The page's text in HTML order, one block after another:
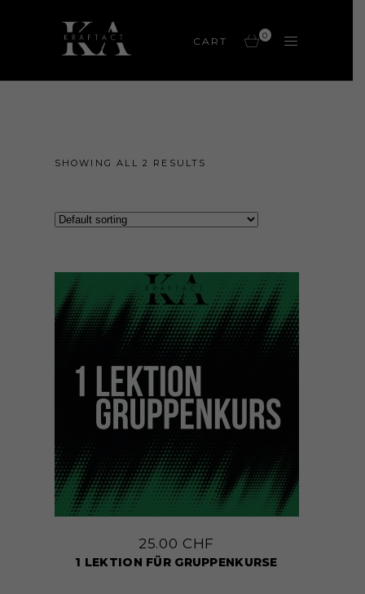
CART 0
SHOWING ALL 2 RESULTS
25.00 CHF
1 LEKTION FÜR GRUPPENKURSE